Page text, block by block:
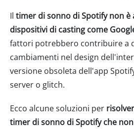
Il timer di sonno di Spotify non è
dispositivi di casting come
fattori potrebbero contribuire a
cambiamenti nel design
versione obsoleta dell'app
server o glitch.
Ecco alcune soluzioni per
timer di sonno di Spotify che